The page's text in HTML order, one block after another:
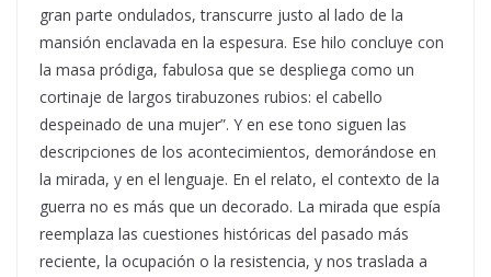
gran parte ondulados, transcurre justo al lado de la
mansión enclavada en la espesura. Ese hilo concluye con
la masa pródiga, fabulosa que se despliega como un
cortinaje de largos tirabuzones rubios: el cabello
despeinado de una mujer”. Y en ese tono siguen las
descripciones de los acontecimientos, demorándose en
la mirada, y en el lenguaje. En el relato, el contexto de la
guerra no es más que un decorado. La mirada que espía
reemplaza las cuestiones históricas del pasado más
reciente, la ocupación o la resistencia, y nos traslada a